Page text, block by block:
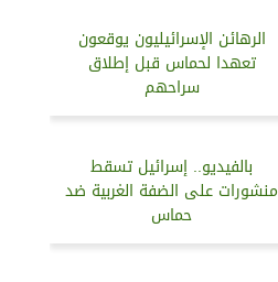
الرهائن الإسرائيليون يوقعون
تعهدا لحماس قبل إطلاق
سراحهم
بالفيديو.. إسرائيل تسقط
منشورات على الضفة الغربية ضد
حماس